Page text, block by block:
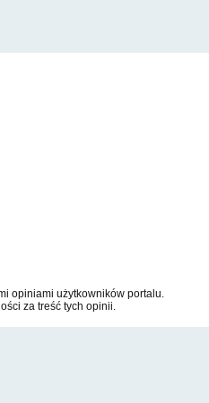
opiniami użytkowników portalu.
za treść tych opinii.